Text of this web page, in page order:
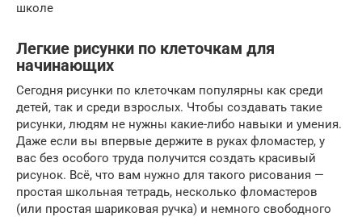
школе
Легкие рисунки по клеточкам для
начинающих
Сегодня рисунки по клеточкам популярны как среди
детей, так и среди взрослых. Чтобы создавать такие
рисунки, людям не нужны какие-либо навыки и умения.
Даже если вы впервые держите в руках фломастер, у
вас без особого труда получится создать красивый
рисунок. Всё, что вам нужно для такого рисования —
простая школьная тетрадь, несколько фломастеров
(или простая шариковая ручка) и немного свободного